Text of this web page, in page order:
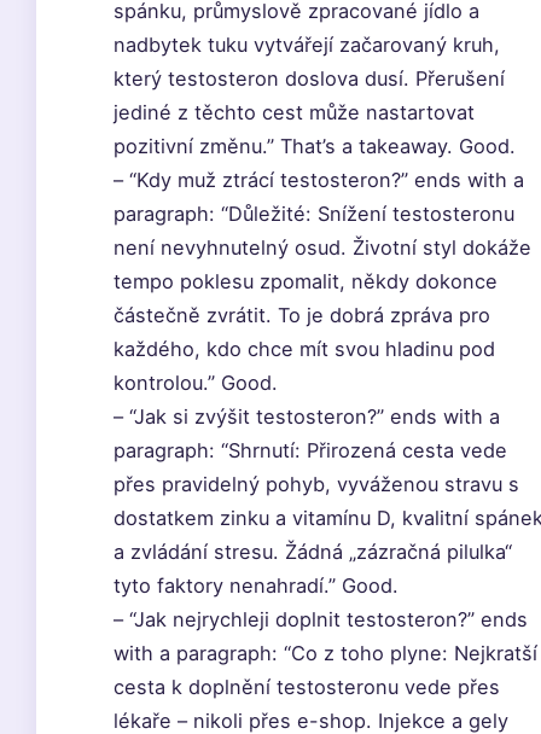
spánku, průmyslově zpracované jídlo a
nadbytek tuku vytvářejí začarovaný kruh,
který testosteron doslova dusí. Přerušení
jediné z těchto cest může nastartovat
pozitivní změnu.” That’s a takeaway. Good.
– “Kdy muž ztrácí testosteron?” ends with a
paragraph: “Důležité: Snížení testosteronu
není nevyhnutelný osud. Životní styl dokáže
tempo poklesu zpomalit, někdy dokonce
částečně zvrátit. To je dobrá zpráva pro
každého, kdo chce mít svou hladinu pod
kontrolou.” Good.
– “Jak si zvýšit testosteron?” ends with a
paragraph: “Shrnutí: Přirozená cesta vede
přes pravidelný pohyb, vyváženou stravu s
dostatkem zinku a vitamínu D, kvalitní
a zvládání stresu. Žádná „zázračná pilulka“
tyto faktory nenahradí.” Good.
– “Jak nejrychleji doplnit testosteron?” ends
with a paragraph: “Co z toho plyne: Nejkratší
cesta k doplnění testosteronu vede přes
lékaře – nikoli přes e-shop. Injekce a gely